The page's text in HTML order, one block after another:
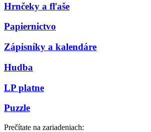
Hrnčeky a fľaše
Papiernictvo
Zápisníky a kalendáre
Hudba
LP platne
Puzzle
Prečítate na zariadeniach: